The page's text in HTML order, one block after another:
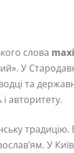
слова
У
та
авторитету.
У